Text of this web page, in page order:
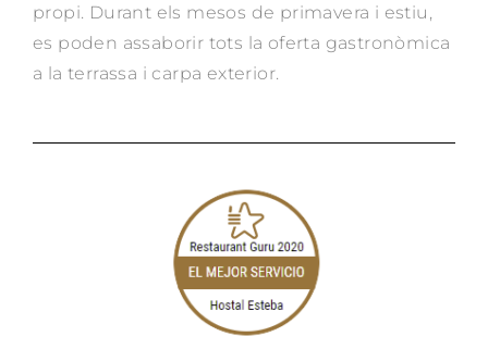
propi. Durant els mesos de primavera i estiu,
es poden assaborir tots la oferta gastronòmica
a la terrassa i carpa exterior.